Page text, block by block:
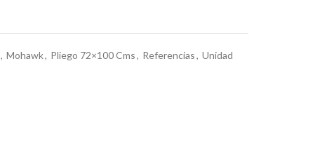
, Mohawk, Pliego 72×100 Cms, Referencias, Unidad